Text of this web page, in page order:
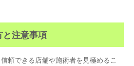
注意事項
頼できる店舗や施術者を見極めるこ